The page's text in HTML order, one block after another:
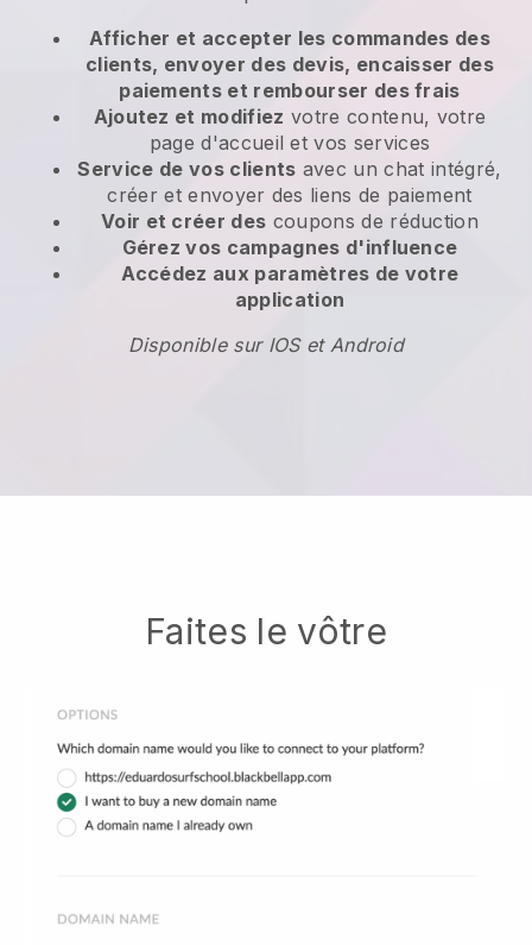
Afficher et accepter les commandes des
clients, envoyer des devis, encaisser des
paiements et rembourser des frais
Ajoutez et modifiez votre contenu, votre
page d'accueil et vos services
Service de vos clients avec un chat intégré,
créer et envoyer des liens de paiement
Voir et créer des coupons de réduction
Gérez vos campagnes d'influence
Accédez aux paramètres de votre
application
Disponible sur IOS et Android
Faites le vôtre